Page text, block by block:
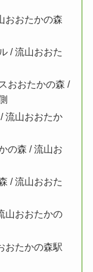
おおたかの森
/ 流山おおた
おおたかの森 /
流山おおたか
の森 / 流山お
/ 流山おおた
山おおたかの
おたかの森駅